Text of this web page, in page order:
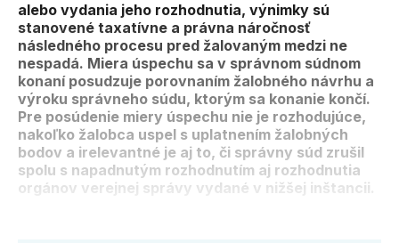
alebo vydania jeho rozhodnutia, výnimky sú
stanovené taxatívne a právna náročnosť
následného procesu pred žalovaným medzi ne
nespadá. Miera úspechu sa v správnom súdnom
konaní posudzuje porovnaním žalobného návrhu a
výroku správneho súdu, ktorým sa konanie končí.
Pre posúdenie miery úspechu nie je rozhodujúce,
nakoľko žalobca uspel s uplatnením žalobných
bodov a irelevantné je aj to, či správny súd zrušil
spolu s napadnutým rozhodnutím aj rozhodnutia
orgánov verejnej správy vydané v nižšej inštancii.